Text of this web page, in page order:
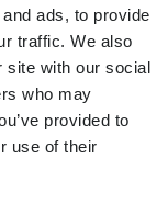
ads, to provide
traffic. We also
site with our social
who may
provided to
use of their